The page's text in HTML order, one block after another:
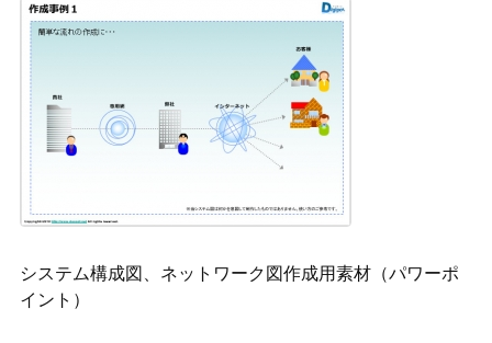
システム構成図、ネットワーク図作成用素材（パワーポ
イント）